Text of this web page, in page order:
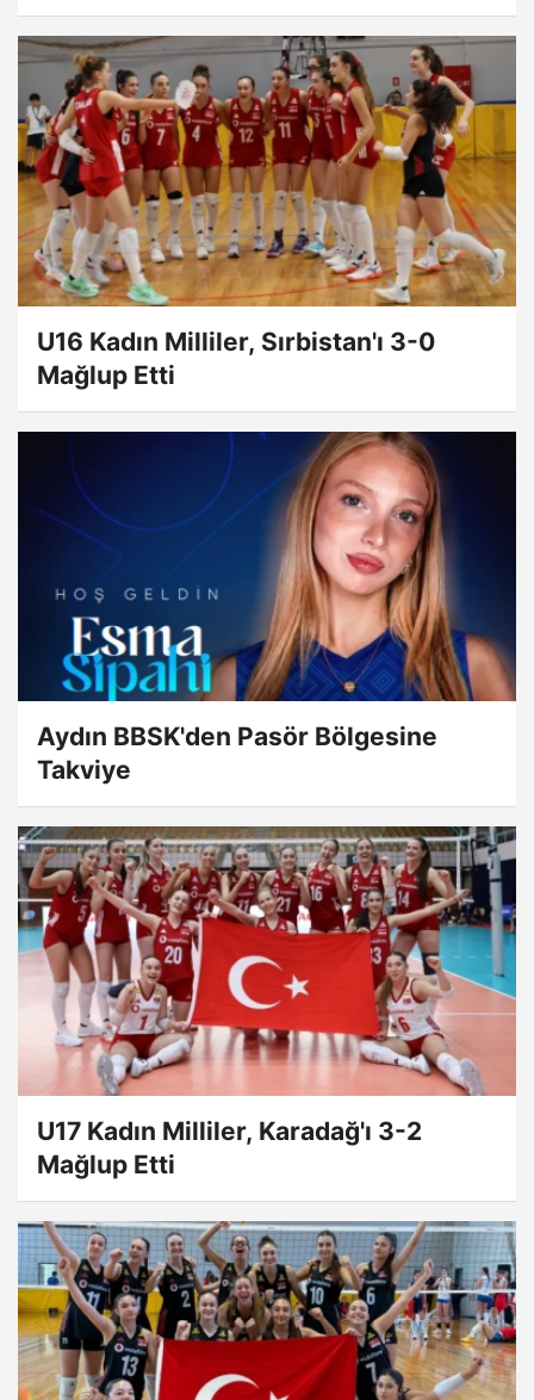
U16 Kadın Milliler, Sırbistan'ı 3-0
Mağlup Etti
Aydın BBSK'den Pasör Bölgesine
Takviye
U17 Kadın Milliler, Karadağ'ı 3-2
Mağlup Etti